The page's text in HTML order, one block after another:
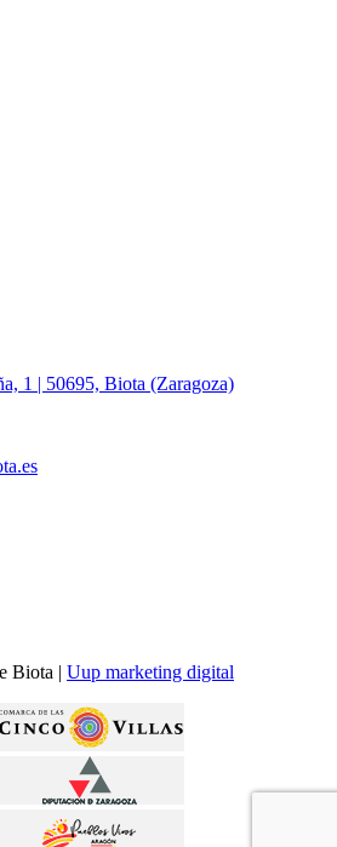
1 | 50695, Biota (Zaragoza)
Biota | Uup marketing digital